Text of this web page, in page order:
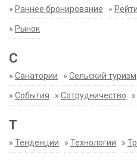
» Раннее бронирование »
» Рынок
С
» Санатории » Сельский туризм
» События » Сотрудничество »
Т
» Тенденции » Технологии »